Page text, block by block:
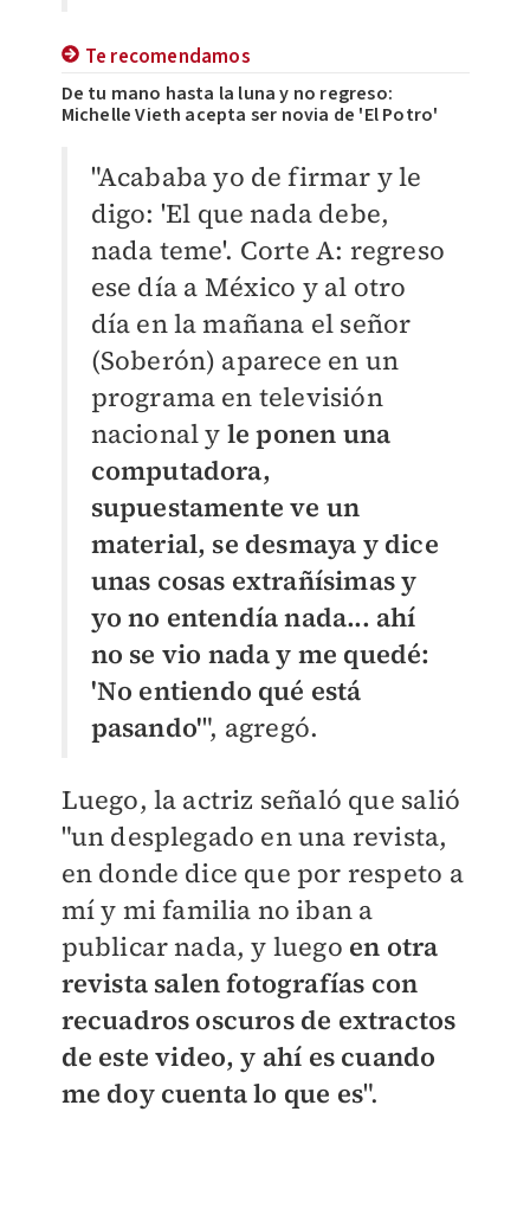
Te recomendamos
De tu mano hasta la luna y no regreso:
Michelle Vieth acepta ser novia de 'El Potro'
"Acababa yo de firmar y le
digo: 'El que nada debe,
nada teme'. Corte A: regreso
ese día a México y al otro
día en la mañana el señor
(Soberón) aparece en un
programa en televisión
nacional y le ponen una
computadora,
supuestamente ve un
material, se desmaya y dice
unas cosas extrañísimas y
yo no entendía nada... ahí
no se vio nada y me quedé:
'No entiendo qué está
pasando'", agregó.
Luego, la actriz señaló que salió
"un desplegado en una revista,
en donde dice que por respeto a
mí y mi familia no iban a
publicar nada, y luego en otra
revista salen fotografías con
recuadros oscuros de extractos
de este video, y ahí es cuando
me doy cuenta lo que es".